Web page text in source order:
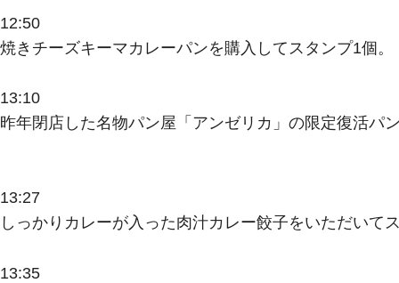
12:50
焼きチーズキーマカレーパンを購入してスタンプ1個。
13:10
昨年閉店した名物パン屋「アンゼリカ」の限定復活パ
13:27
しっかりカレーが入った肉汁カレー餃子をいただいて
13:35